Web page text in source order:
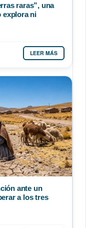
raras”, una
explora ni
LEER MÁS
ante un
a los tres